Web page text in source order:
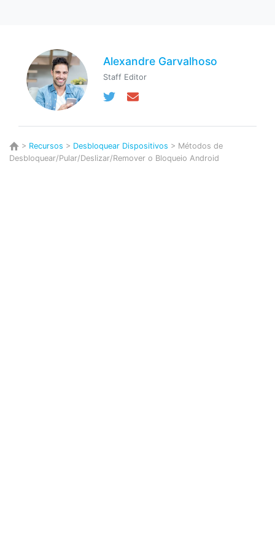
Alexandre Garvalhoso
Staff Editor
> Recursos > Desbloquear Dispositivos > Métodos de
Desbloquear/Pular/Deslizar/Remover o Bloqueio Android